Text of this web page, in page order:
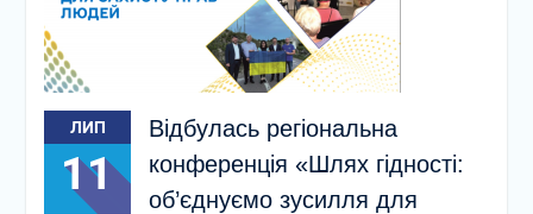
ЛИП
11
Відбулась регіональна
конференція «Шлях гідності:
об’єднуємо зусилля для